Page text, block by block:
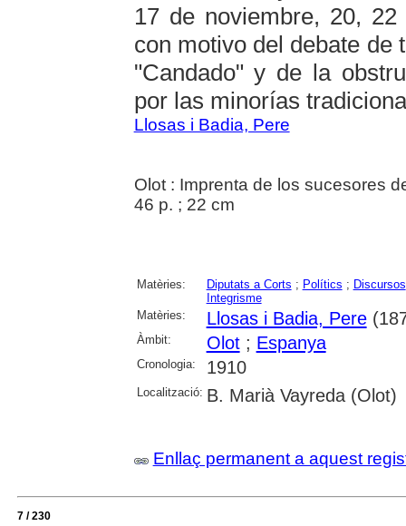
17 de noviembre, 20,
con motivo del debate de
"Candado" y de la
por las minorías
Llosas i Badia, Pere
Olot : Imprenta de los sucesores
46 p. ; 22 cm
Matèries: Diputats a Corts ; Polítics ; Discursos
Integrisme
Matèries:
Llosas i Badia, Pere
Àmbit: Olot; Espanya
Cronologia: 1910
Localització: B. Marià Vayreda (Olot)
Enllaç permanent a aquest
7 / 230